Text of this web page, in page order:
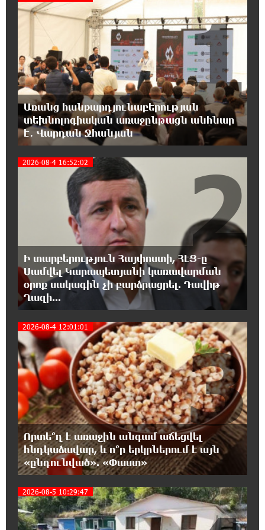
18:59:05 8-08-2026
Երևանի Կենտրոնում փոշու
պարունակությունը գրեթե ամբողջ շաբաթ
գերազանցել է թույլատրելի սահմանը
18:40:08 8-08-2026
Իրանը պատրաստ է բացել Հորմուզի
նեղուցը, եթե ԱՄՆ-ն ընդունի
հանրապետության պայմանները
18:21:30 8-08-2026
Երևանում անցկացվել է հաշմանդամություն
ունեցող անձանց միջազգային մարզական
18:02:58 8-08-2026
Դմիտրի Մեդվեդև. Արևմուտքի
քաղաքականությունը Հայաստանի
նկատմամբ կրկնում է վրացական սցենարը
17:36:59 8-08-2026
Հայաստանում լուրջ վտանգներ է
պարունակում. Ավետիք Չալաբյան
17:28:45 8-08-2026
«Հայաքվե»-ի հայտարարությունից հետո
WCC-ն արձագանքել է Հայ Եկեղեցու շուրջ
ստեղծված իրավիճակին
16:58:38 8-08-2026
«Շտապ հաստատեք քարտի տվյալները»․
IDBank-ը զգուշացնում է հյուրանոցների
ամրագրման հետ կապված զեղծարարությունների մասին
16:29:54 8-08-2026
Մհեր Անանյանն ընդգրկվել է Յունիբանկի
Առանց հանքարդյունաբերության
տեխնոլոգիական առաջընթացն անհնար
է․ Վարդան Ջհանյան
1
2026-08-4 16:52:02
Ի տարբերություն Հայփոստի, ՀԷՑ-ը
Սամվել Կարապետյանի կառավարման
օրոք սակագին չի բարձրացրել. Դավիթ
Ղազի...
2
2026-08-4 12:01:01
Որտե՞ղ է առաջին անգամ աճեցվել
հնդկաձավար, և ո՞ր երկրներում է այն
«ընդունված». «Փաստ»
3
2026-08-5 10:29:47